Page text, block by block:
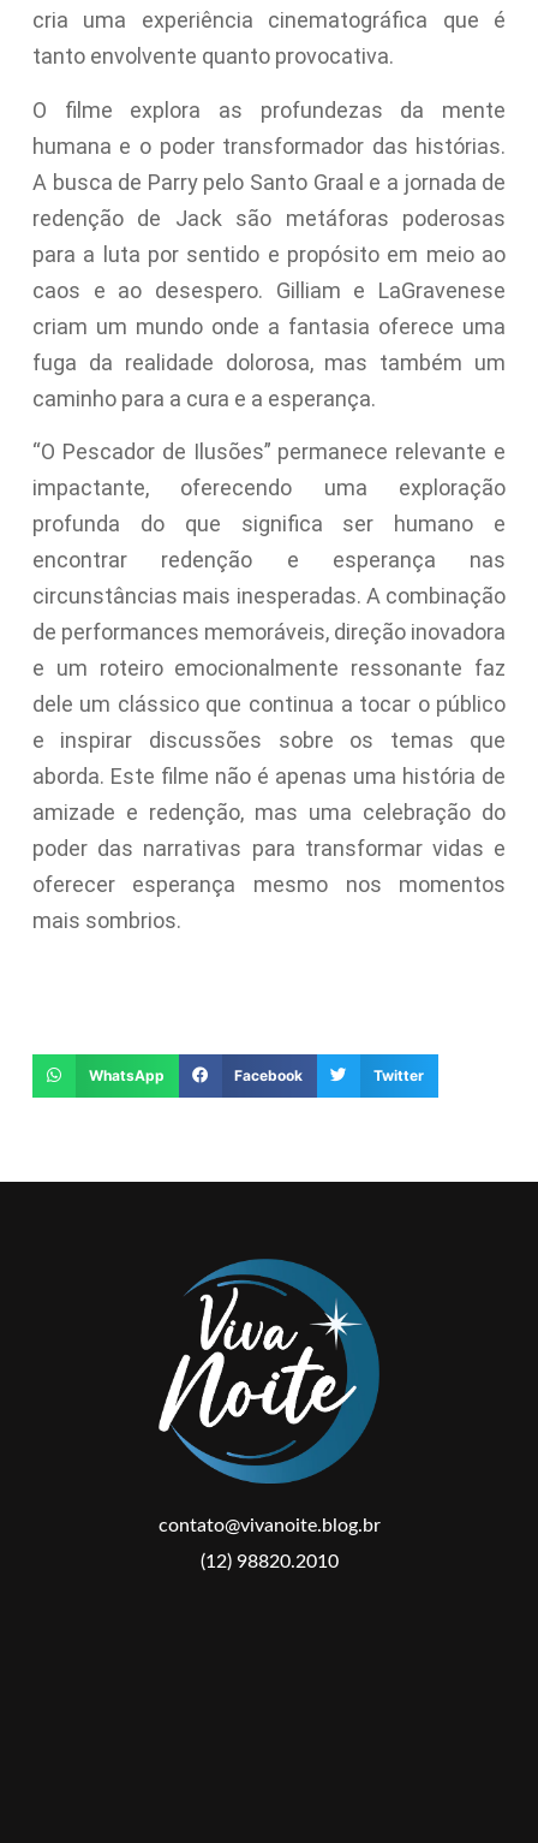
cria uma experiência cinematográfica que é
tanto envolvente quanto provocativa.
O filme explora as profundezas da mente
humana e o poder transformador das histórias.
A busca de Parry pelo Santo Graal e a jornada de
redenção de Jack são metáforas poderosas
para a luta por sentido e propósito em meio ao
caos e ao desespero. Gilliam e LaGravenese
criam um mundo onde a fantasia oferece uma
fuga da realidade dolorosa, mas também um
caminho para a cura e a esperança.
“O Pescador de Ilusões” permanece relevante e
impactante, oferecendo uma exploração
profunda do que significa ser humano e
encontrar redenção e esperança nas
circunstâncias mais inesperadas. A combinação
de performances memoráveis, direção inovadora
e um roteiro emocionalmente ressonante faz
dele um clássico que continua a tocar o público
e inspirar discussões sobre os temas que
aborda. Este filme não é apenas uma história de
amizade e redenção, mas uma celebração do
poder das narrativas para transformar vidas e
oferecer esperança mesmo nos momentos
mais sombrios.
WhatsApp Facebook Twitter
contato@vivanoite.blog.br
(12) 98820.2010